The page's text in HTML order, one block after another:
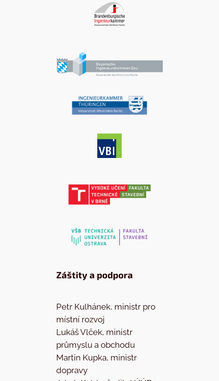
Záštity a podpora
Petr Kulhánek, ministr pro
místní rozvoj
Lukáš Vlček, ministr
průmyslu a obchodu
Martin Kupka, ministr
dopravy